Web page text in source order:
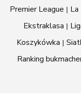
Premier League La
Ekstraklasa
Koszykówka
Ranking